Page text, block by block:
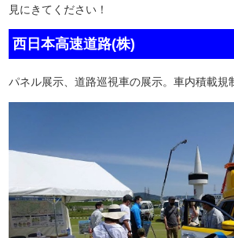
見にきてください！
西日本高速道路(株)
パネル展示、道路巡視車の展示。車内積載規